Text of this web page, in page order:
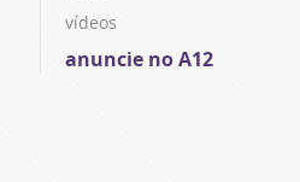
vídeos
anuncie no A12